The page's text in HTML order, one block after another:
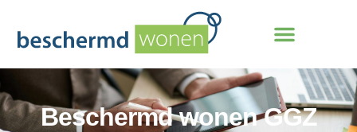
Beschermd wonen GGZ